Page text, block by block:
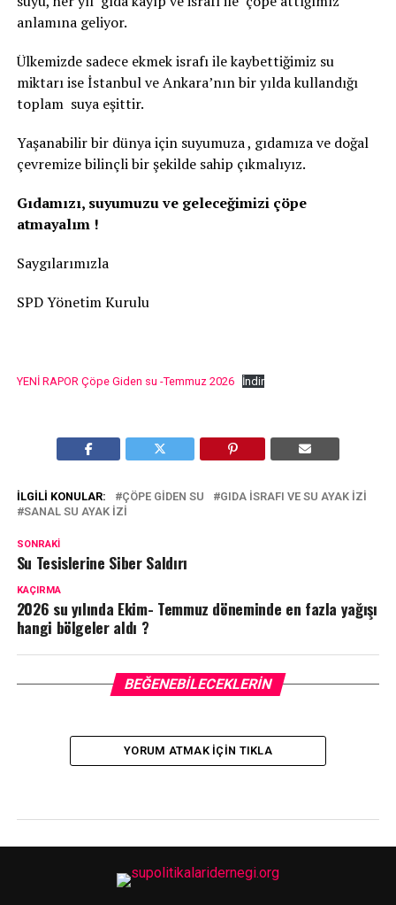
anlamına geliyor.
Ülkemizde sadece ekmek israfı ile kaybettiğimiz su
miktarı ise İstanbul ve Ankara’nın bir yılda kullandığı
toplam suya eşittir.
Yaşanabilir bir dünya için suyumuza , gıdamıza ve doğal
çevremize bilinçli bir şekilde sahip çıkmalıyız.
Gıdamızı, suyumuzu ve geleceğimizi çöpe
atmayalım !
Saygılarımızla
SPD Yönetim Kurulu
YENİ RAPOR Çöpe Giden su -Temmuz 2026 İndir
İLGILI KONULAR: ÇÖPE GIDEN SU
GIDA ISRAFI VE SU AYAK IZI
SANAL SU AYAK IZI
SONRAKI
Su Tesislerine Siber Saldırı
KAÇIRMA
2026 su yılında Ekim- Temmuz döneminde en fazla yağışı
hangi bölgeler aldı ?
BEĞENEBILECEKLERIN
YORUM ATMAK IÇIN TIKLA